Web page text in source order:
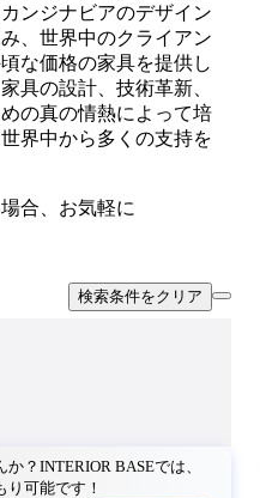
ンジナビアのデザイン
、世界中のクライアン
な価格の家具を提供し
具の設計、技術革新、
の真の情熱によって培
界中から多くの支持を
合、お気軽に
検索条件をクリア
？INTERIOR BASEでは、
可能です！